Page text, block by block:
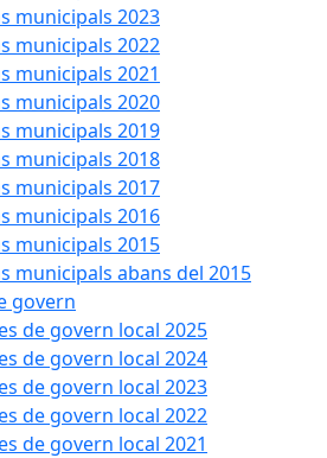
municipals 2023
municipals 2022
municipals 2021
municipals 2020
municipals 2019
municipals 2018
municipals 2017
municipals 2016
municipals 2015
municipals abans del 2015
govern
de govern local 2025
de govern local 2024
de govern local 2023
de govern local 2022
de govern local 2021